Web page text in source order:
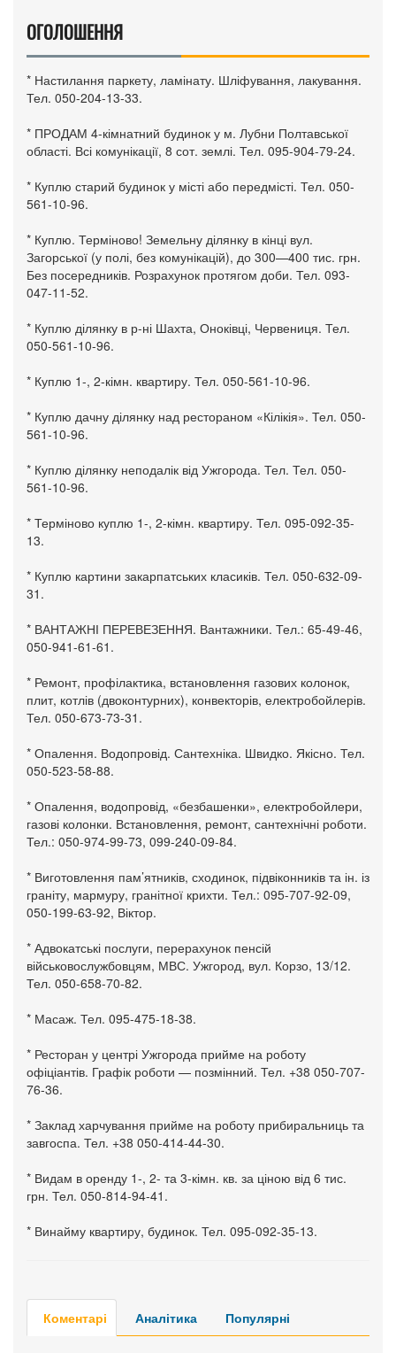
ОГОЛОШЕННЯ
* Настилання паркету, ламінату. Шліфування, лакування.
Тел. 050-204-13-33.
* ПРОДАМ 4-кімнатний будинок у м. Лубни Полтавської
області. Всі комунікації, 8 сот. землі. Тел. 095-904-79-24.
* Куплю старий будинок у місті або передмісті. Тел. 050-
561-10-96.
* Куплю. Терміново! Земельну ділянку в кінці вул.
Загорської (у полі, без комунікацій), до 300—400 тис. грн.
Без посередників. Розрахунок протягом доби. Тел. 093-
047-11-52.
* Куплю ділянку в р-ні Шахта, Оноківці, Червениця. Тел.
050-561-10-96.
* Куплю 1-, 2-кімн. квартиру. Тел. 050-561-10-96.
* Куплю дачну ділянку над рестораном «Кілікія». Тел. 050-
561-10-96.
* Куплю ділянку неподалік від Ужгорода. Тел. Тел. 050-
561-10-96.
* Терміново куплю 1-, 2-кімн. квартиру. Тел. 095-092-35-
13.
* Куплю картини закарпатських класиків. Тел. 050-632-09-
31.
* ВАНТАЖНІ ПЕРЕВЕЗЕННЯ. Вантажники. Тел.: 65-49-46,
050-941-61-61.
* Ремонт, профілактика, встановлення газових колонок,
плит, котлів (двоконтурних), конвекторів, електробойлерів.
Тел. 050-673-73-31.
* Опалення. Водопровід. Сантехніка. Швидко. Якісно. Тел.
050-523-58-88.
* Опалення, водопровід, «безбашенки», електробойлери,
газові колонки. Встановлення, ремонт, сантехнічні роботи.
Тел.: 050-974-99-73, 099-240-09-84.
* Виготовлення пам’ятників, сходинок, підвіконників та ін. із
граніту, мармуру, гранітної крихти. Тел.: 095-707-92-09,
050-199-63-92, Віктор.
* Адвокатські послуги, перерахунок пенсій
військовослужбовцям, МВС. Ужгород, вул. Корзо, 13/12.
Тел. 050-658-70-82.
* Масаж. Тел. 095-475-18-38.
* Ресторан у центрі Ужгорода прийме на роботу
офіціантів. Графік роботи — позмінний. Тел. +38 050-707-
76-36.
* Заклад харчування прийме на роботу прибиральниць та
завгоспа. Тел. +38 050-414-44-30.
* Видам в оренду 1-, 2- та 3-кімн. кв. за ціною від 6 тис.
грн. Тел. 050-814-94-41.
* Винайму квартиру, будинок. Тел. 095-092-35-13.
Коментарі Аналітика Популярні